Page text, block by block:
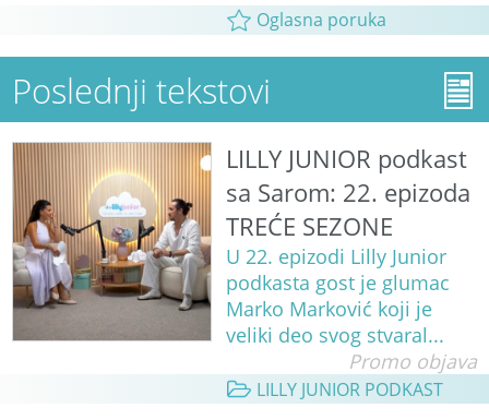
Oglasna poruka
Poslednji tekstovi
LILLY JUNIOR podkast
sa Sarom: 22. epizoda
TREĆE SEZONE
U 22. epizodi Lilly Junior
podkasta gost je glumac
Marko Marković koji je
veliki deo svog stvaral...
Promo objava
LILLY JUNIOR PODKAST